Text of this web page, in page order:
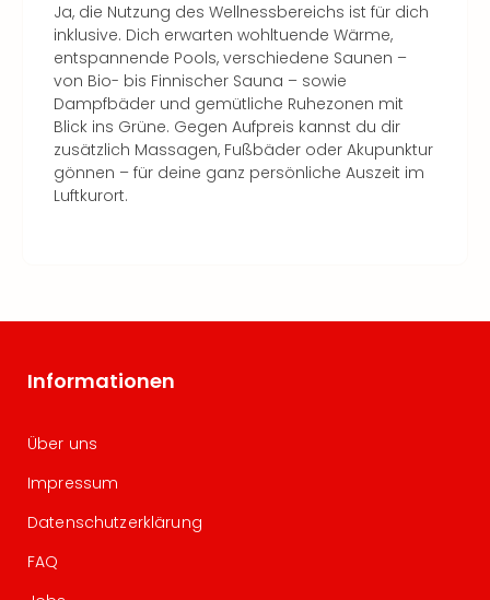
Ja, die Nutzung des Wellnessbereichs ist für dich
inklusive. Dich erwarten wohltuende Wärme,
entspannende Pools, verschiedene Saunen –
von Bio- bis Finnischer Sauna – sowie
Dampfbäder und gemütliche Ruhezonen mit
Blick ins Grüne. Gegen Aufpreis kannst du dir
zusätzlich Massagen, Fußbäder oder Akupunktur
gönnen – für deine ganz persönliche Auszeit im
Luftkurort.
Informationen
Über uns
Impressum
Datenschutzerklärung
FAQ